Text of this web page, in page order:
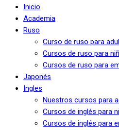
Inicio
Academia
Ruso
Curso de ruso para
Cursos de ruso para
Cursos de ruso para
Japonés
Ingles
Nuestros cursos para
Cursos de inglés para
Cursos de inglés para